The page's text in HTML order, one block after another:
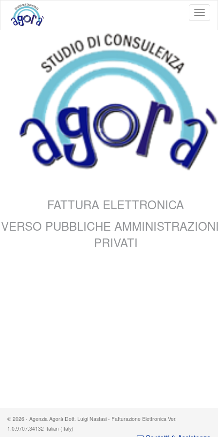
FATTURA ELETTRONICA
VERSO PUBBLICHE
PRIVATI
© 2026 - Agenzia Agorà Dott. Luigi Nastasi - Fatturazione Elettronica Ver.
1.0.9707.34132 Italian (Italy)